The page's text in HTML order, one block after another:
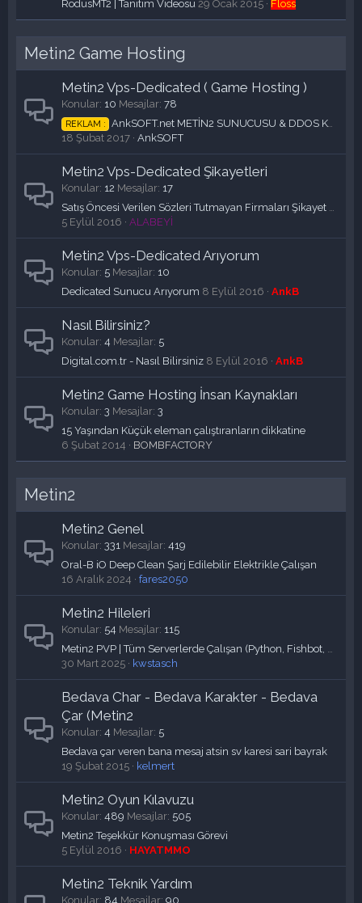
RodusMT2 | Tanıtım Videosu 29 Ocak 2015 Floss
Metin2 Game Hosting
Metin2 Vps-Dedicated ( Game Hosting )
Konular 10 Mesajlar 78
REKLAM :
AnkSOFT.net METİN2 SUNUCUSU & DDOS KORUMASI & HİLE ENGELLİ & AUTOPACK & ADMİN PANELİ
18 Şubat 2017 AnkSOFT
Metin2 Vps-Dedicated Şikayetleri
Konular 12 Mesajlar 17
5 Eylül 2016
ALABEYİ
Metin2 Vps-Dedicated Arıyorum
Konular 5 Mesajlar 10
Dedicated Sunucu Arıyorum 8 Eylül 2016 AnkB
Nasıl Bilirsiniz?
Konular 4 Mesajlar 5
Digital.com.tr - Nasıl Bilirsiniz 8 Eylül 2016 AnkB
Metin2 Game Hosting İnsan Kaynakları
Konular 3 Mesajlar 3
15 Yaşından Küçük eleman çalıştıranların dikkatine
6 Şubat 2014
BOMBFACTORY
Metin2
Metin2 Genel
Konular 331 Mesajlar 419
Oral-B iO Deep Clean Şarj Edilebilir Elektrikle Çalışan
16 Aralık 2024
fares2050
Metin2 Hileleri
Konular 54 Mesajlar 115
30 Mart 2025
kwstasch
Bedava Char - Bedava Karakter - Bedava
Çar (Metin2
Konular 4 Mesajlar 5
Bedava çar veren bana mesaj atsin sv karesi sari bayrak
19 Şubat 2015
kelmert
Metin2 Oyun Kılavuzu
Konular 489 Mesajlar 505
Metin2 Teşekkür Konuşması Görevi
5 Eylül 2016
HAYATMMO
Metin2 Teknik Yardım
Konular 84 Mesajlar 90